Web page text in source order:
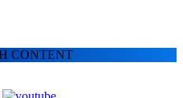
CONTENT